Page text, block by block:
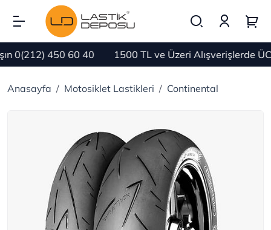
0(212) 450 60 40 1500 TL ve Üzeri Alışverişlerde
Anasayfa Motosiklet Lastikleri Continental